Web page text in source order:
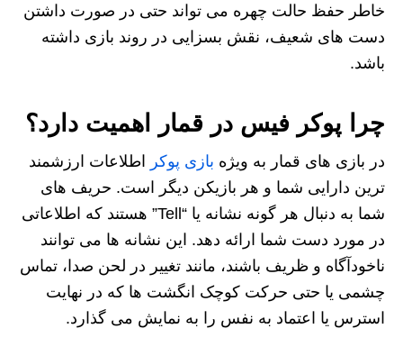
خاطر حفظ حالت چهره می تواند حتی در صورت داشتن
دست های شعیف، نقش بسزایی در روند بازی داشته
باشد.
چرا پوکر فیس در قمار اهمیت دارد؟
در بازی های قمار به ویژه بازی پوکر اطلاعات ارزشمند
ترین دارایی شما و هر بازیکن دیگر است. حریف های
شما به دنبال هر گونه نشانه یا “Tell” هستند که اطلاعاتی
در مورد دست شما ارائه دهد. این نشانه ها می توانند
ناخودآگاه و ظریف باشند، مانند تغییر در لحن صدا، تماس
چشمی یا حتی حرکت کوچک انگشت ها که در نهایت
استرس یا اعتماد به نفس را به نمایش می گذارد.